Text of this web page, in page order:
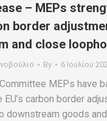
– MEPs
border
and close
By 6 Ιουλίου
MEPs have
carbon border
downstream goods